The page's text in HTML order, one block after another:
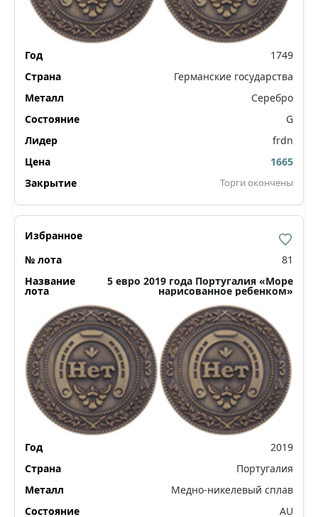
1749
Германские государства
Серебро
G
frdn
1665
Торги окончены
81
5 евро 2019 года Португалия «Море
нарисованное ребенком»
2019
Португалия
Медно-никелевый сплав
AU